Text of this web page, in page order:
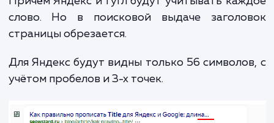
инструмента — далеко не пустая
времени, а наоборот, способ
улучшить видимость вашего сайта в
системах.
Правила